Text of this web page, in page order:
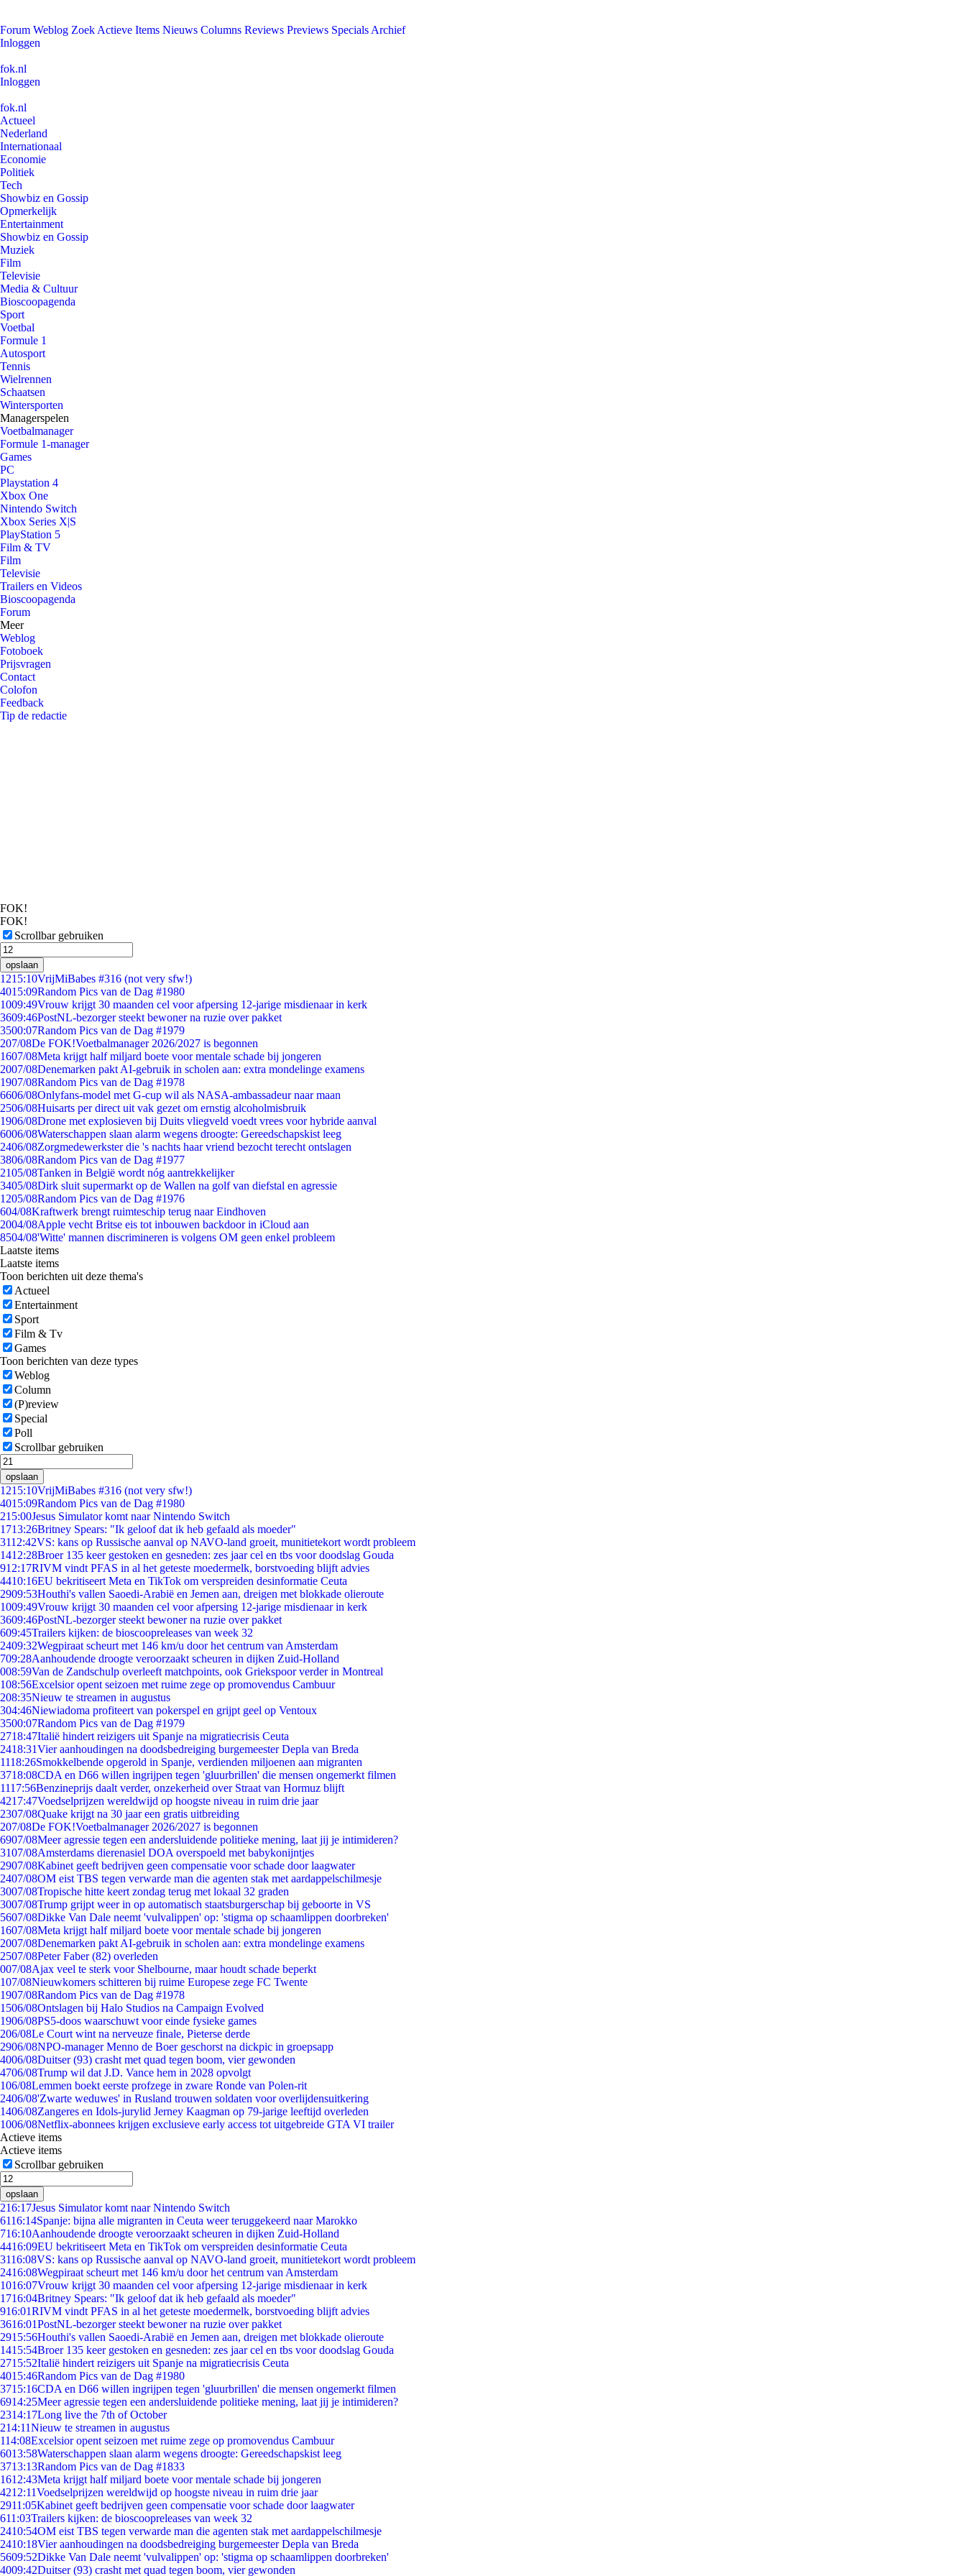
Forum Weblog Zoek Actieve Items Nieuws Columns Reviews Previews Specials Archief
Inloggen
fok.nl
Inloggen
fok.nl
Actueel
Nederland
Internationaal
Economie
Politiek
Tech
Showbiz en Gossip
Opmerkelijk
Entertainment
Showbiz en Gossip
Muziek
Film
Televisie
Media & Cultuur
Bioscoopagenda
Sport
Voetbal
Formule 1
Autosport
Tennis
Wielrennen
Schaatsen
Wintersporten
Managerspelen
Voetbalmanager
Formule 1-manager
Games
PC
Playstation 4
Xbox One
Nintendo Switch
Xbox Series X|S
PlayStation 5
Film & TV
Film
Televisie
Trailers en Videos
Bioscoopagenda
Forum
Meer
Weblog
Fotoboek
Prijsvragen
Contact
Colofon
Feedback
Tip de redactie
FOK!
FOK!
Scrollbar gebruiken
opslaan
1215:10VrijMiBabes #316 (not very sfw!)
4015:09Random Pics van de Dag #1980
1009:49Vrouw krijgt 30 maanden cel voor afpersing 12-jarige misdienaar in kerk
3609:46PostNL-bezorger steekt bewoner na ruzie over pakket
3500:07Random Pics van de Dag #1979
207/08De FOK!Voetbalmanager 2026/2027 is begonnen
1607/08Meta krijgt half miljard boete voor mentale schade bij jongeren
2007/08Denemarken pakt AI-gebruik in scholen aan: extra mondelinge examens
1907/08Random Pics van de Dag #1978
6606/08Onlyfans-model met G-cup wil als NASA-ambassadeur naar maan
2506/08Huisarts per direct uit vak gezet om ernstig alcoholmisbruik
1906/08Drone met explosieven bij Duits vliegveld voedt vrees voor hybride aanval
6006/08Waterschappen slaan alarm wegens droogte: Gereedschapskist leeg
2406/08Zorgmedewerkster die 's nachts haar vriend bezocht terecht ontslagen
3806/08Random Pics van de Dag #1977
2105/08Tanken in België wordt nóg aantrekkelijker
3405/08Dirk sluit supermarkt op de Wallen na golf van diefstal en agressie
1205/08Random Pics van de Dag #1976
604/08Kraftwerk brengt ruimteschip terug naar Eindhoven
2004/08Apple vecht Britse eis tot inbouwen backdoor in iCloud aan
8504/08'Witte' mannen discrimineren is volgens OM geen enkel probleem
Laatste items
Laatste items
Toon berichten uit deze thema's
Actueel
Entertainment
Sport
Film & Tv
Games
Toon berichten van deze types
Weblog
Column
(P)review
Special
Poll
Scrollbar gebruiken
opslaan
1215:10VrijMiBabes #316 (not very sfw!)
4015:09Random Pics van de Dag #1980
215:00Jesus Simulator komt naar Nintendo Switch
1713:26Britney Spears: "Ik geloof dat ik heb gefaald als moeder"
3112:42VS: kans op Russische aanval op NAVO-land groeit, munitietekort wordt probleem
1412:28Broer 135 keer gestoken en gesneden: zes jaar cel en tbs voor doodslag Gouda
912:17RIVM vindt PFAS in al het geteste moedermelk, borstvoeding blijft advies
4410:16EU bekritiseert Meta en TikTok om verspreiden desinformatie Ceuta
2909:53Houthi's vallen Saoedi-Arabië en Jemen aan, dreigen met blokkade olieroute
1009:49Vrouw krijgt 30 maanden cel voor afpersing 12-jarige misdienaar in kerk
3609:46PostNL-bezorger steekt bewoner na ruzie over pakket
609:45Trailers kijken: de bioscoopreleases van week 32
2409:32Wegpiraat scheurt met 146 km/u door het centrum van Amsterdam
709:28Aanhoudende droogte veroorzaakt scheuren in dijken Zuid-Holland
008:59Van de Zandschulp overleeft matchpoints, ook Griekspoor verder in Montreal
108:56Excelsior opent seizoen met ruime zege op promovendus Cambuur
208:35Nieuw te streamen in augustus
304:46Niewiadoma profiteert van pokerspel en grijpt geel op Ventoux
3500:07Random Pics van de Dag #1979
2718:47Italië hindert reizigers uit Spanje na migratiecrisis Ceuta
2418:31Vier aanhoudingen na doodsbedreiging burgemeester Depla van Breda
1118:26Smokkelbende opgerold in Spanje, verdienden miljoenen aan migranten
3718:08CDA en D66 willen ingrijpen tegen 'gluurbrillen' die mensen ongemerkt filmen
1117:56Benzineprijs daalt verder, onzekerheid over Straat van Hormuz blijft
4217:47Voedselprijzen wereldwijd op hoogste niveau in ruim drie jaar
2307/08Quake krijgt na 30 jaar een gratis uitbreiding
207/08De FOK!Voetbalmanager 2026/2027 is begonnen
6907/08Meer agressie tegen een andersluidende politieke mening, laat jij je intimideren?
3107/08Amsterdams dierenasiel DOA overspoeld met babykonijntjes
2907/08Kabinet geeft bedrijven geen compensatie voor schade door laagwater
2407/08OM eist TBS tegen verwarde man die agenten stak met aardappelschilmesje
3007/08Tropische hitte keert zondag terug met lokaal 32 graden
3007/08Trump grijpt weer in op automatisch staatsburgerschap bij geboorte in VS
5607/08Dikke Van Dale neemt 'vulvalippen' op: 'stigma op schaamlippen doorbreken'
1607/08Meta krijgt half miljard boete voor mentale schade bij jongeren
2007/08Denemarken pakt AI-gebruik in scholen aan: extra mondelinge examens
2507/08Peter Faber (82) overleden
007/08Ajax veel te sterk voor Shelbourne, maar houdt schade beperkt
107/08Nieuwkomers schitteren bij ruime Europese zege FC Twente
1907/08Random Pics van de Dag #1978
1506/08Ontslagen bij Halo Studios na Campaign Evolved
1906/08PS5-doos waarschuwt voor einde fysieke games
206/08Le Court wint na nerveuze finale, Pieterse derde
2906/08NPO-manager Menno de Boer geschorst na dickpic in groepsapp
4006/08Duitser (93) crasht met quad tegen boom, vier gewonden
4706/08Trump wil dat J.D. Vance hem in 2028 opvolgt
106/08Lemmen boekt eerste profzege in zware Ronde van Polen-rit
2406/08'Zwarte weduwes' in Rusland trouwen soldaten voor overlijdensuitkering
1406/08Zangeres en Idols-jurylid Jerney Kaagman op 79-jarige leeftijd overleden
1006/08Netflix-abonnees krijgen exclusieve early access tot uitgebreide GTA VI trailer
Actieve items
Actieve items
Scrollbar gebruiken
opslaan
216:17Jesus Simulator komt naar Nintendo Switch
6116:14Spanje: bijna alle migranten in Ceuta weer teruggekeerd naar Marokko
716:10Aanhoudende droogte veroorzaakt scheuren in dijken Zuid-Holland
4416:09EU bekritiseert Meta en TikTok om verspreiden desinformatie Ceuta
3116:08VS: kans op Russische aanval op NAVO-land groeit, munitietekort wordt probleem
2416:08Wegpiraat scheurt met 146 km/u door het centrum van Amsterdam
1016:07Vrouw krijgt 30 maanden cel voor afpersing 12-jarige misdienaar in kerk
1716:04Britney Spears: "Ik geloof dat ik heb gefaald als moeder"
916:01RIVM vindt PFAS in al het geteste moedermelk, borstvoeding blijft advies
3616:01PostNL-bezorger steekt bewoner na ruzie over pakket
2915:56Houthi's vallen Saoedi-Arabië en Jemen aan, dreigen met blokkade olieroute
1415:54Broer 135 keer gestoken en gesneden: zes jaar cel en tbs voor doodslag Gouda
2715:52Italië hindert reizigers uit Spanje na migratiecrisis Ceuta
4015:46Random Pics van de Dag #1980
3715:16CDA en D66 willen ingrijpen tegen 'gluurbrillen' die mensen ongemerkt filmen
6914:25Meer agressie tegen een andersluidende politieke mening, laat jij je intimideren?
2314:17Long live the 7th of October
214:11Nieuw te streamen in augustus
114:08Excelsior opent seizoen met ruime zege op promovendus Cambuur
6013:58Waterschappen slaan alarm wegens droogte: Gereedschapskist leeg
3713:13Random Pics van de Dag #1833
1612:43Meta krijgt half miljard boete voor mentale schade bij jongeren
4212:11Voedselprijzen wereldwijd op hoogste niveau in ruim drie jaar
2911:05Kabinet geeft bedrijven geen compensatie voor schade door laagwater
611:03Trailers kijken: de bioscoopreleases van week 32
2410:54OM eist TBS tegen verwarde man die agenten stak met aardappelschilmesje
2410:18Vier aanhoudingen na doodsbedreiging burgemeester Depla van Breda
5609:52Dikke Van Dale neemt 'vulvalippen' op: 'stigma op schaamlippen doorbreken'
4009:42Duitser (93) crasht met quad tegen boom, vier gewonden